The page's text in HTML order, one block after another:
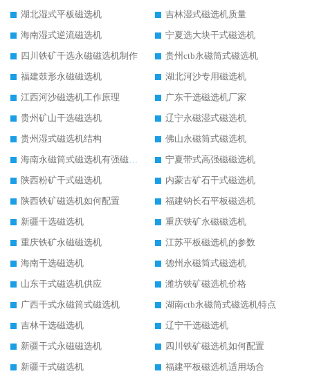
湖北湿式平板磁选机
吉林湿式磁选机质量
海南湿式逆流磁选机
宁夏选大块干式磁选机
四川铁矿干选永磁磁选机制作
贵州ctb永磁筒式磁选机
福建鼓形永磁磁选机
湖北河沙专用磁选机
江西河沙磁选机工作原理
广东干选磁选机厂家
贵州矿山干选磁选机
辽宁永磁湿式磁选机
贵州湿式磁选机结构
佛山永磁筒式磁选机
海南永磁筒式磁选机有强磁的吗
宁夏带式高强磁磁选机
陕西粉矿干式磁选机
内蒙古矿石干式磁选机
陕西铁矿磁选机如何配置
福建钠长石平板磁选机
新疆干选磁选机
重庆铁矿永磁磁选机
重庆铁矿永磁磁选机
江苏平板磁选机的参数
海南干选磁选机
德州永磁筒式磁选机
山东干式磁选机供应
潍坊铁矿磁选机价格
广西干式永磁筒式磁选机
湖南ctb永磁筒式磁选机特点
吉林干选磁选机
辽宁干选磁选机
新疆干式永磁磁选机
四川铁矿磁选机如何配置
新疆干式磁选机
福建平板磁选机适用场合